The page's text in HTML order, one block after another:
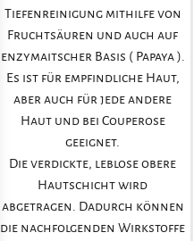
Tiefenreinigung mithilfe von
Fruchtsäuren und auch auf
enzymaitscher Basis ( Papaya ).
Es ist für empfindliche Haut,
aber auch für jede andere
Haut und bei Couperose
geeignet.
Die verdickte, leblose obere
Hautschicht wird
abgetragen. Dadurch können
die nachfolgenden Wirkstoffe